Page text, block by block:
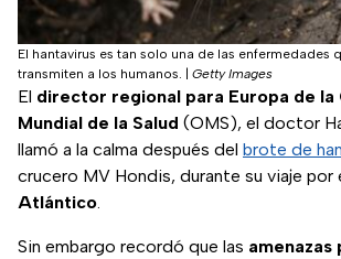
El hantavirus es tan solo una de las enfermedades
transmiten a los humanos.
Getty Images
El director regional para Europa de la
Mundial de la Salud (OMS), el doctor
llamó a la calma después del brote de
crucero MV Hondis, durante su viaje por
Atlántico.
Sin embargo recordó que las amenazas